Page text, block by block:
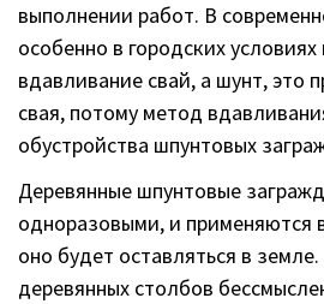
выполнении работ. В
особенно в городских условиях
вдавливание свай, а шунт, это
свая, потому метод
обустройства шпунтовых
Деревянные шпунтовые
одноразовыми, и применяются
оно будет оставляться в
деревянных столбов